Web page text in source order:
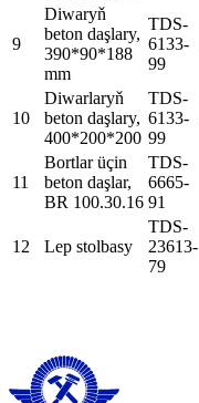
9
Diwaryň
beton daşlary,
390*90*188
mm
TDS-
6133-
99
10
Diwarlaryň
beton daşlary,
400*200*200
TDS-
6133-
99
11
Bortlar üçin
beton daşlar,
BR 100.30.16
TDS-
6665-
91
12 Lep stolbasy
TDS-
23613-
79